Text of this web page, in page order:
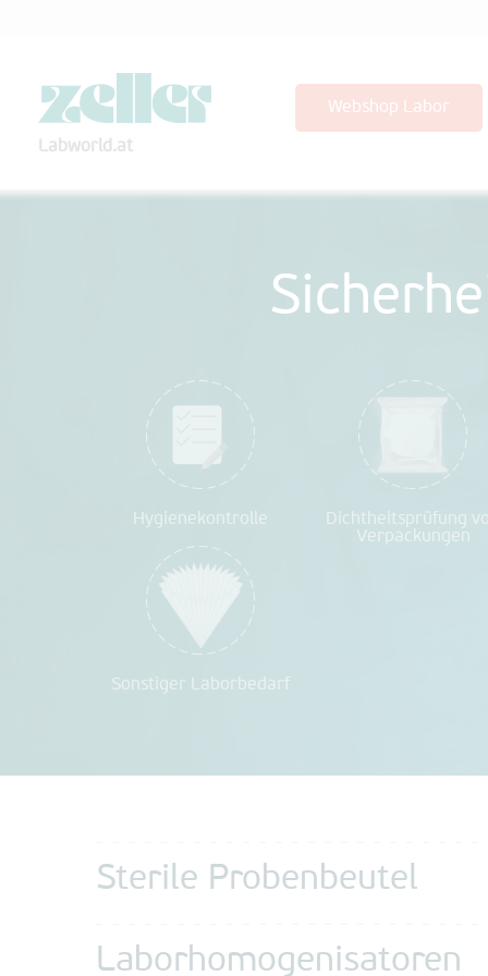
Labworld.at
Webshop Labor
Hygienekontrolle
Dichtheitsprüfung
Verpackungen
Sonstiger Laborbedarf
Sterile Probenbeutel
Laborhomogenisatoren